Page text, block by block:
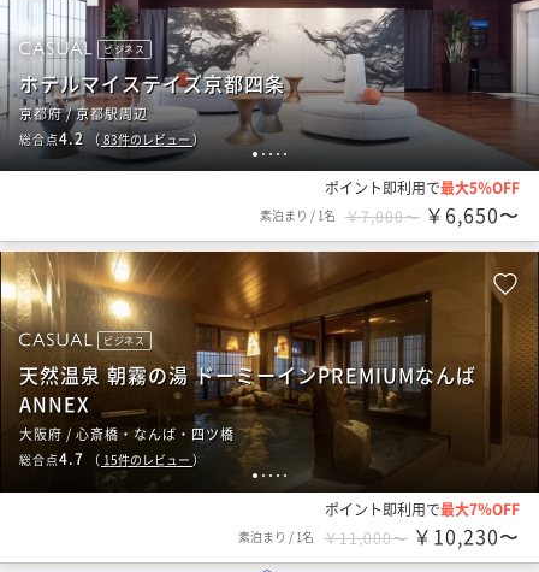
1 2 3 4 5
ビジネス
ホテルマイステイズ京都四条
京都府 / 京都駅周辺
総合点4.2 （ 83件のレビュー）
ポイント即利用で最大5％OFF
素泊まり / 1名 ￥7,000〜 ￥6,650〜
1 2 3 4 5
ビジネス
天然温泉 朝霧の湯 ドーミーインPREMIUMなんば
ANNEX
大阪府 / 心斎橋・なんば・四ツ橋
総合点4.7 （ 15件のレビュー ）
ポイント即利用で最大7％OFF
素泊まり / 1名 ￥11,000〜 ￥10,230〜